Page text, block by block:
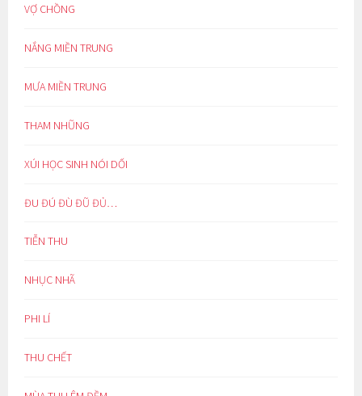
VỢ CHỒNG
NẮNG MIỀN TRUNG
MƯA MIỀN TRUNG
THAM NHŨNG
XÚI HỌC SINH NÓI DỐI
ĐU ĐÚ ĐÙ ĐŨ ĐỦ…
TIỄN THU
NHỤC NHÃ
PHI LÍ
THU CHẾT